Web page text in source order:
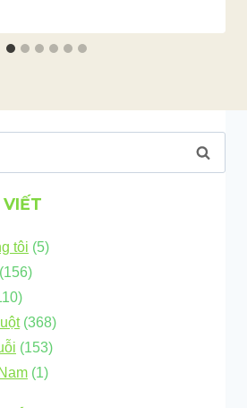
VIẾT
tôi (5)
(156)
(368)
(153)
(1)